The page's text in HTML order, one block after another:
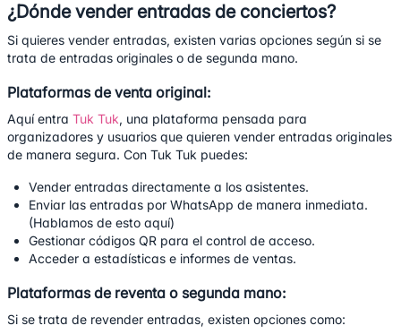
¿Dónde vender entradas de conciertos?
Si quieres vender entradas, existen varias opciones según si se
trata de entradas originales o de segunda mano.
Plataformas de venta original:
Aquí entra Tuk Tuk, una plataforma pensada para
organizadores y usuarios que quieren vender entradas originales
de manera segura. Con Tuk Tuk puedes:
Vender entradas directamente a los asistentes.
Enviar las entradas por WhatsApp de manera inmediata.
(Hablamos de esto aquí)
Gestionar códigos QR para el control de acceso.
Acceder a estadísticas e informes de ventas.
Plataformas de reventa o segunda mano:
Si se trata de revender entradas, existen opciones como: